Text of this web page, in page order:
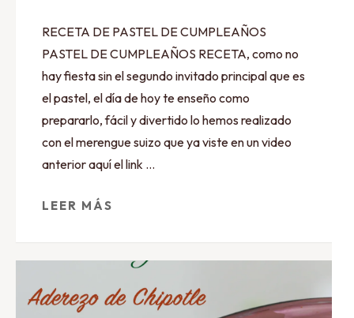
RECETA DE PASTEL DE CUMPLEAÑOS
PASTEL DE CUMPLEAÑOS RECETA, como no
hay fiesta sin el segundo invitado principal que es
el pastel, el día de hoy te enseño como
prepararlo, fácil y divertido lo hemos realizado
con el merengue suizo que ya viste en un video
anterior aquí el link …
LEER MÁS